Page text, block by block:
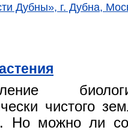
Дубны», г. Дубна,
чистого
Но можно ли